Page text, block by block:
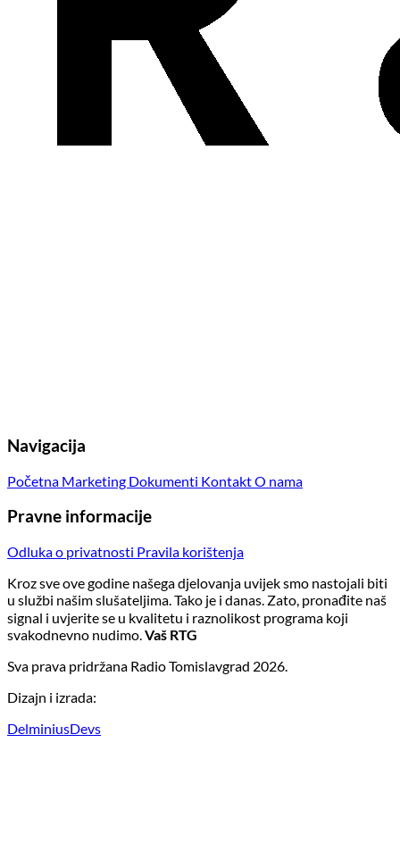
Navigacija
Početna Marketing Dokumenti KontaktO nama
Pravne informacije
Odluka o privatnosti Pravila korištenja
Kroz sve ove godine našega djelovanja uvijek smo nastojali biti
u službi našim slušateljima. Tako je i danas. Zato, pronađite naš
signal i uvjerite se u kvalitetu i raznolikost programa koji
svakodnevno nudimo.Vaš RTG
Sva prava pridržana Radio Tomislavgrad 2026.
Dizajn i izrada:
DelminiusDevs